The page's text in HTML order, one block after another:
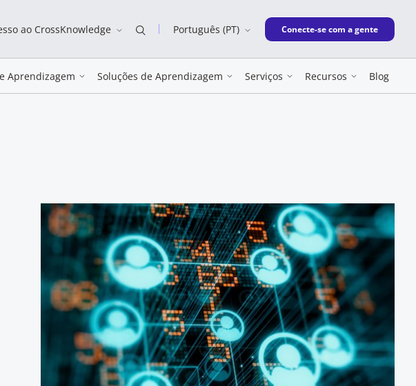
ao CrossKnowledge Português (PT) New window
Conecte-se com a gente
Aprendizagem Soluções de Aprendizagem Serviços Recursos Blog